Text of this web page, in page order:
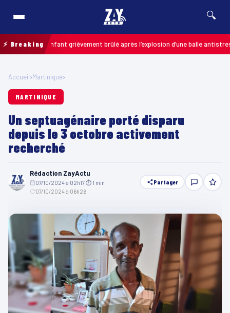
🔍
⚡ Breaking
: un enfant grièvement brûlé après l’explosion d’une balle antistress
Accueil›Martinique›
MARTINIQUE
Un septuagénaire porté disparu
depuis le 3 octobre activement
recherché
Rédaction ZayActu
07/10/2024 à 02h17⏱ 1 min
07/10/2024 à 06h26
Partager